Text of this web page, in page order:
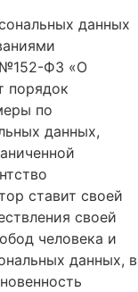
данных
№152-ФЗ «О
порядок
по
данных,
ставит своей
своей
человека и
данных, в